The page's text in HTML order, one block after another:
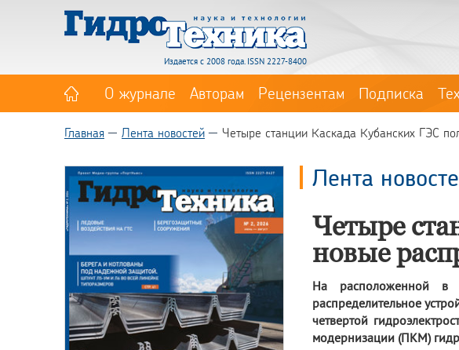
Издается с 2008 года. ISSN 2227-8400
О журнале Авторам Рецензентам Подписка
Главная Лента новостей Четыре станции Каскада Кубанских ГЭС
Лента
Четыре
новые
На расположенной в
распределительное
четвертой
модернизации (ПКМ)